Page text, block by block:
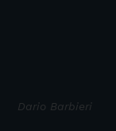
Dario Barbieri